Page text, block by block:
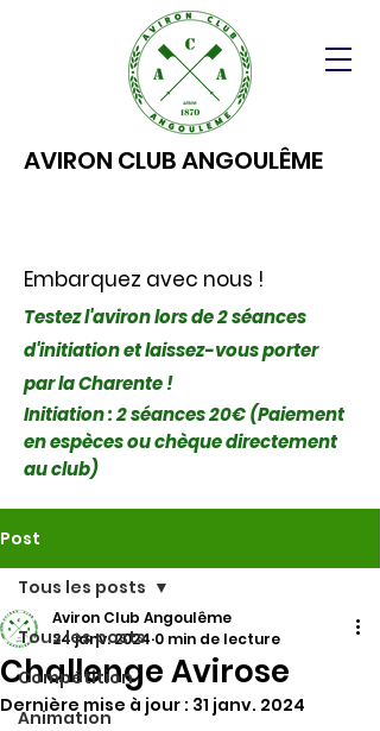
AVIRON CLUB ANGOULÊME
Embarquez avec nous !
Testez l'aviron lors de 2 séances
d'initiation et laissez-vous porter
par la Charente !
Initiation : 2 séances 20€ (Paiement
en espèces ou chèque directement
au club)
Post
Tous les posts
Compétition
Animation
Tous les posts
Challenge Avirose
Aviron Club Angoulême
24 janv. 2024 0 min de lecture
Dernière mise à jour : 31 janv. 2024